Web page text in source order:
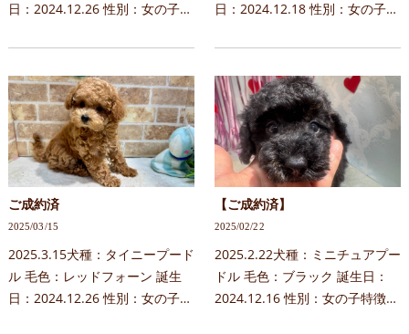
日：2024.12.26 性別：女の子特
約についてお問合せ時には下記
内容を記載下さい。＊当日見学
はご希望に添えない…
日：2024.12.18 性別：女の子特
しい予約についてお問合せ時に
は下記内容を記載下さい。＊当
日見学はご希望に添…
ご成約済
2025/03/15
2025.3.15犬種：タイニープード
ル 毛色：レッドフォーン 誕生
日：2024.12.26 性別：女の子特
【ご成約済】
2025/02/22
2025.2.22犬種：ミニチュアプー
ドル 毛色：ブラック 誕生日：
2024.12.16 性別：女の子特徴：